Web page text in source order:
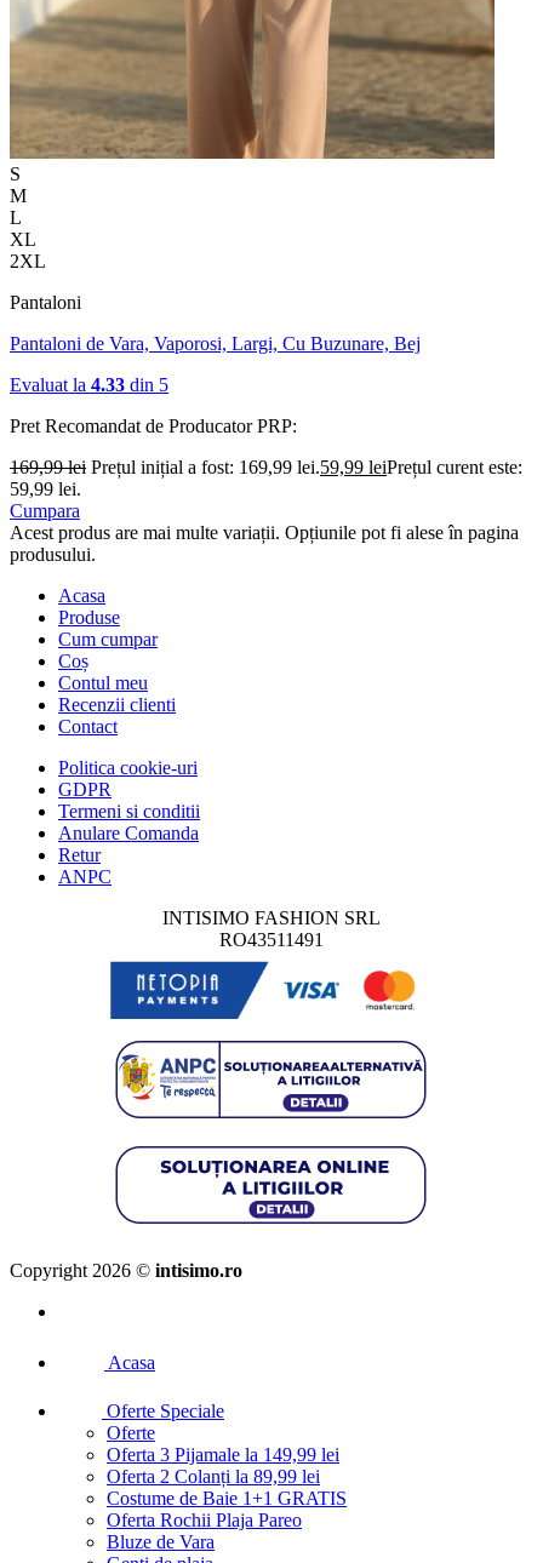
S
M
L
XL
2XL
Pantaloni
Pantaloni de Vara, Vaporosi, Largi, Cu Buzunare, Bej
Evaluat la 4.33 din 5
Pret Recomandat de ProducatorPRP:
169,99lei Prețul inițial a fost: 169,99 lei.59,99 leiPrețul curent este:
59,99 lei.
Cumpara
Acest produs are mai multe variații. Opțiunile pot fi alese în pagina
produsului.
Acasa
Produse
Cum cumpar
Coș
Contul meu
Recenzii clienti
Contact
Politica cookie-uri
GDPR
Termeni si conditii
Anulare Comanda
Retur
ANPC
INTISIMO FASHION SRL
RO43511491
Copyright 2026 © intisimo.ro
Acasa
Oferte Speciale
Oferte
Oferta 3 Pijamale la 149,99 lei
Oferta 2 Colanți la 89,99 lei
Costume de Baie 1+1 GRATIS
Oferta Rochii Plaja Pareo
Bluze de Vara